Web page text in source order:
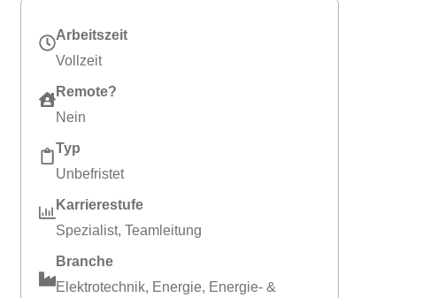
Arbeitszeit
Vollzeit
Remote?
Nein
Typ
Unbefristet
Karrierestufe
Spezialist, Teamleitung
Branche
Elektrotechnik, Energie, Energie- &